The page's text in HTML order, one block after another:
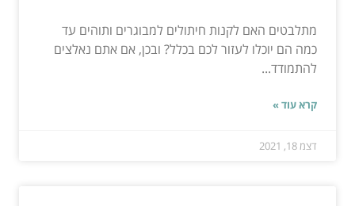
מתלבטים האם לקנות חיתולים למבוגרים ותוהים עד
כמה הם יוכלו לעזור לכם בכלל? ובכן, אם אתם נאלצים
להתמודד...
קרא עוד »
דצמ 18, 2021